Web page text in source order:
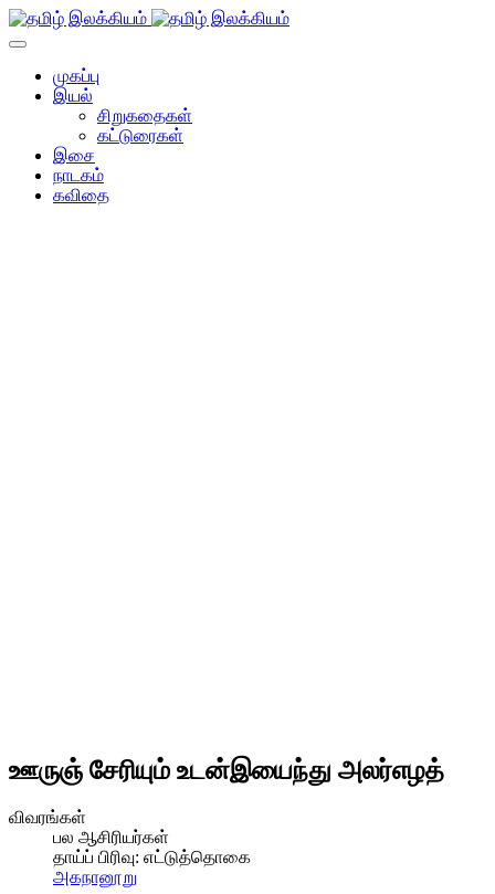
முகப்பு
இயல்
சிறுகதைகள்
கட்டுரைகள்
இசை
நாடகம்
கவிதை
ஊருஞ் சேரியும் உடன்இயைந்து அலர்எழத்
விவரங்கள்
பல ஆசிரியர்கள்
தாய்ப் பிரிவு: எட்டுத்தொகை
அகநானூறு